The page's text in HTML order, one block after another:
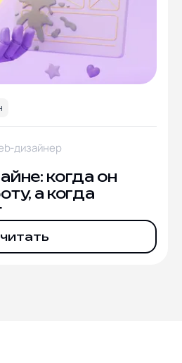
дизайнер
когда он
а когда
читать